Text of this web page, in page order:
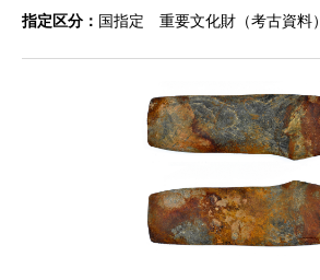
指定区分： 国指定 重要文化財（考古資料）